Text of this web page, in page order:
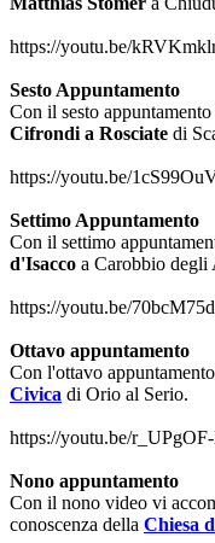
https://youtu.be/
Sesto Appuntamento
Con il sesto
Cifrondi a Rosciate di
https://youtu.be/
Settimo Appuntamento
Con il settimo
d'Isacco a Carobbio degli
https://youtu.be/
Ottavo appuntamento
Con l'ottavo
Civica di Orio al Serio.
https://youtu.be/
Nono appuntamento
Con il nono video vi
conoscenza della Chiesa